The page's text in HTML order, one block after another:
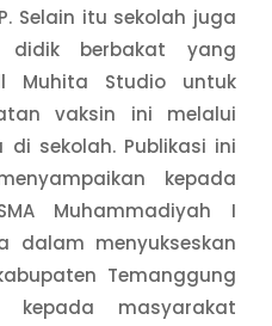
Selain itu sekolah juga
didik berbakat yang
Muhita Studio untuk
vaksin ini melalui
sekolah. Publikasi ini
kepada
Muhammadiyah I
dalam menyukseskan
Temanggung
kepada masyarakat